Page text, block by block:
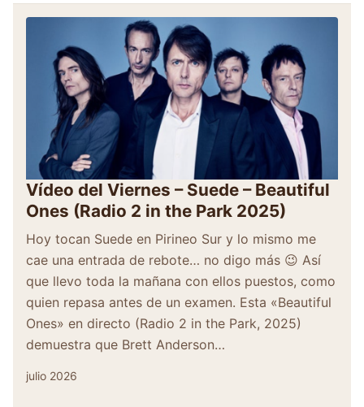
Vídeo del Viernes – Suede – Beautiful
Ones (Radio 2 in the Park 2025)
Hoy tocan Suede en Pirineo Sur y lo mismo me
cae una entrada de rebote… no digo más 😉 Así
que llevo toda la mañana con ellos puestos, como
quien repasa antes de un examen. Esta «Beautiful
Ones» en directo (Radio 2 in the Park, 2025)
demuestra que Brett Anderson…
julio 2026